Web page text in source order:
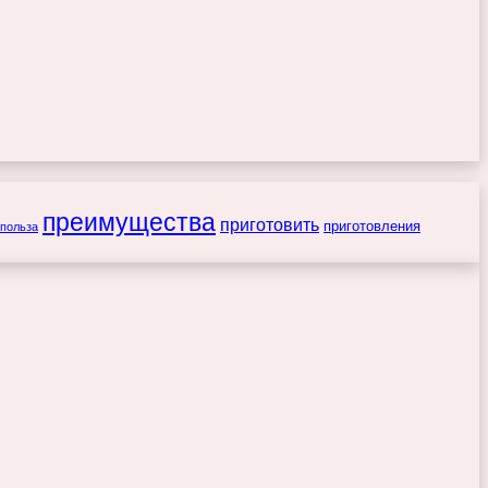
польза преимущества приготовить приготовления